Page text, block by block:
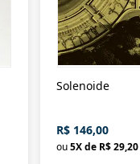
Solenoide
R$ 146,00
ou5X de R$ 29,20